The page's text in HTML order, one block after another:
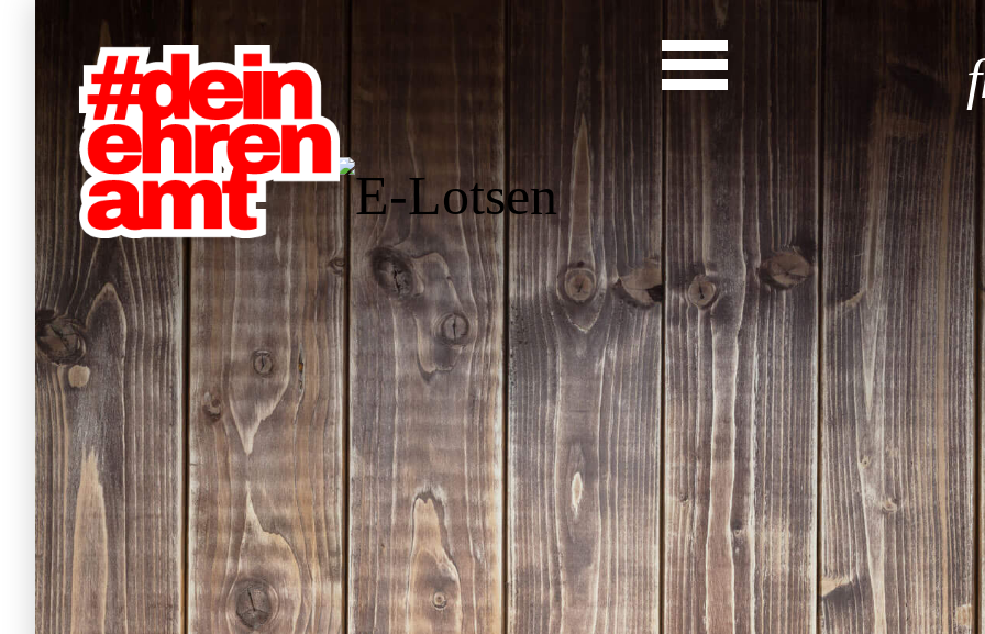
Start
Entdecke dein
News
Veranstaltungen
Rückblicke
Newsletter
Die LandesEhrenamtsagentur
Publikationen
Ansprechpartner
Ehrenamt hat viele
Finde dein
Ehrenamtssuchmaschine
Freiwilliges Soziales
Koordinierungszentren für
Engagierte Stadt
Freiwilligendienste
Freiwilligentage
Hessen hilft Ukraine